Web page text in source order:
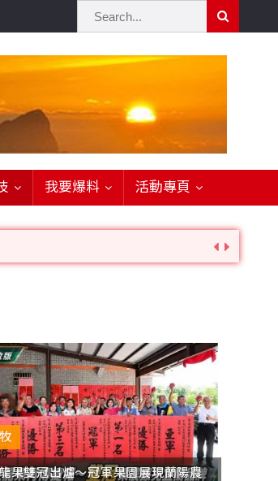
我要爆料 活動專頁
果雙冠出爐～冠軍果園展現蘭陽農